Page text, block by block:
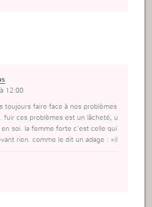
12:00
toujours faire face à nos problèmes
fuir ces problèmes est un lâcheté, u
soi. la femme forte c’est celle qui
rien. comme le dit un adage : »il
ce problème sera toujours face à